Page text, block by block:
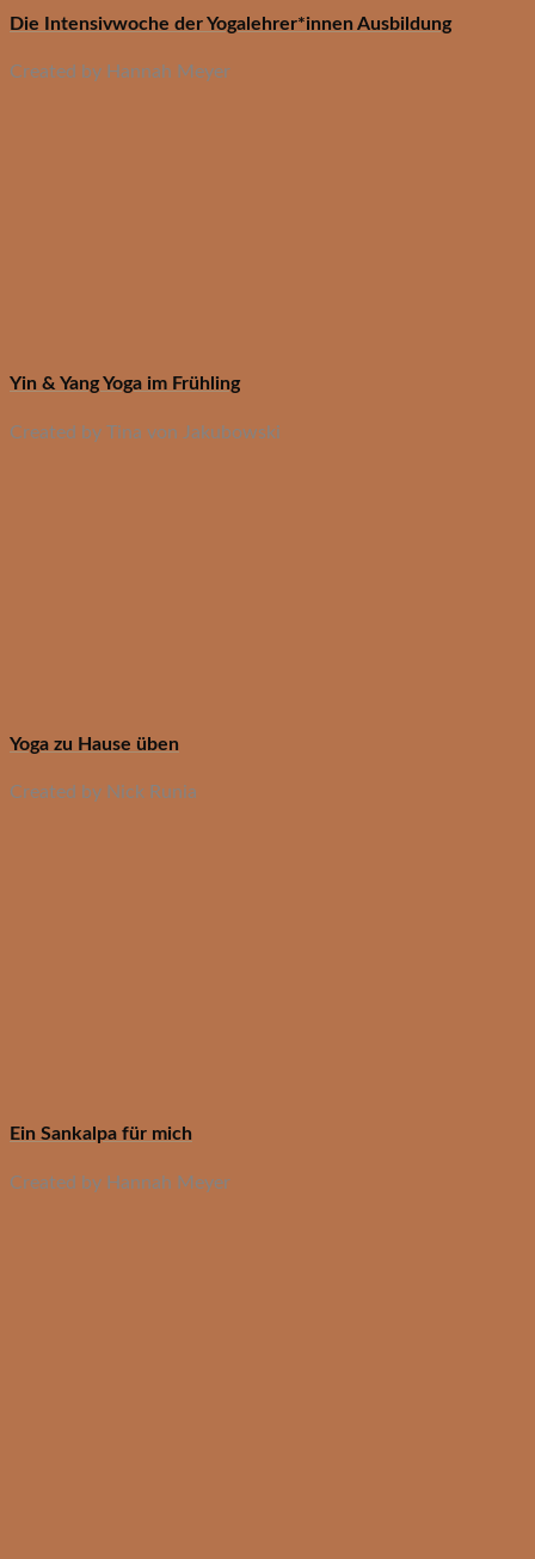
Die Intensivwoche der Yogalehrer*innen Ausbildung
Created by Hannah Meyer
Yin & Yang Yoga im Frühling
Created by Tina von Jakubowski
Yoga zu Hause üben
Created by Nick Runia
Ein Sankalpa für mich
Created by Hannah Meyer